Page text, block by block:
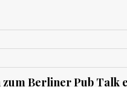
Berliner Pub Talk